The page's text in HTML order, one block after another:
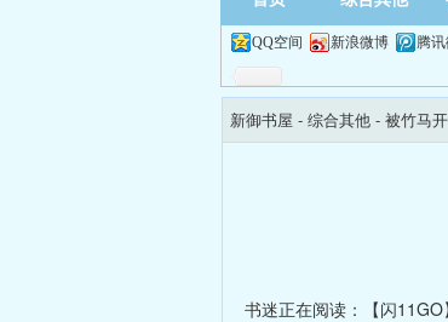
QQ空间 新浪微博 腾
新御书屋 - 综合其他 - 被竹马
书迷正在阅读： 【闪